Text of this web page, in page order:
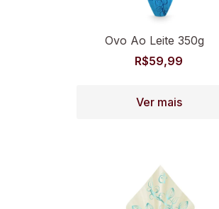
Ovo Ao Leite 350g
R$59,99
Ver mais